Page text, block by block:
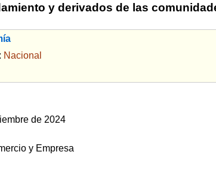
y derivados de las
Nacional
de 2024
y Empresa